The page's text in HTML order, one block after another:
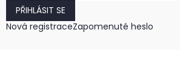
PŘIHLÁSIT SE
Nová registraceZapomenuté heslo